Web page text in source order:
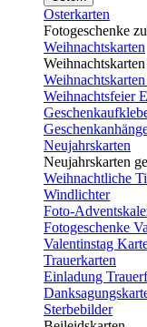
Osterkarten
Fotogeschenke
Weihnachtskarten
Weihnachtsfeier
Neujahrskarten
Neujahrskarten
Weihnachtliche
Windlichter
Foto-
Fotogeschenke
Valentinstag
Trauerkarten
Einladung
Sterbebilder